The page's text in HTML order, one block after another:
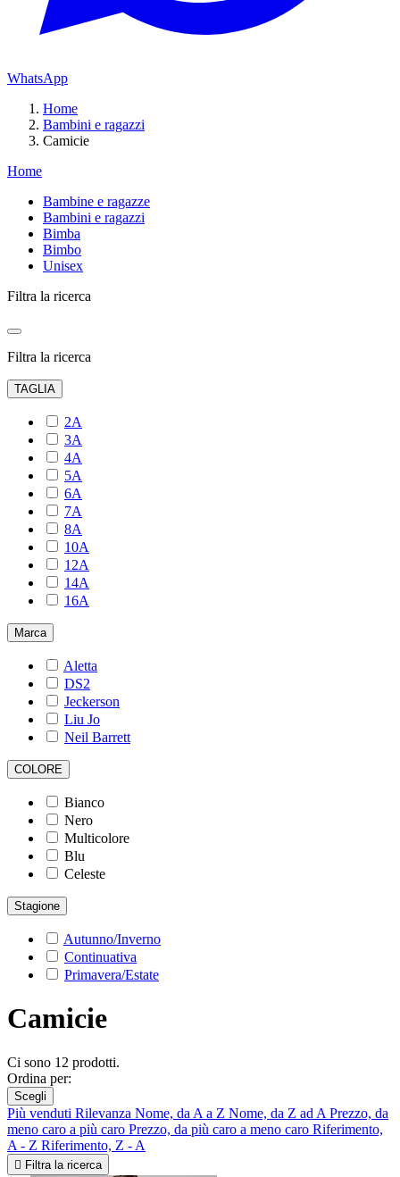
WhatsApp
Home
Bambini e ragazzi
Camicie
Home
Bambine e ragazze
Bambini e ragazzi
Bimba
Bimbo
Unisex
Filtra la ricerca
Filtra la ricerca
TAGLIA
2A
3A
4A
5A
6A
7A
8A
10A
12A
14A
16A
Marca
Aletta
DS2
Jeckerson
Liu Jo
Neil Barrett
COLORE
Bianco
Nero
Multicolore
Blu
Celeste
Stagione
Autunno/Inverno
Continuativa
Primavera/Estate
Camicie
Ci sono 12 prodotti.
Ordina per:
Scegli
Più venduti Rilevanza Nome, da A a Z Nome, da Z ad A Prezzo, da
meno caro a più caro Prezzo, da più caro a meno caro Riferimento,
A - Z Riferimento, Z - A
 Filtra la ricerca